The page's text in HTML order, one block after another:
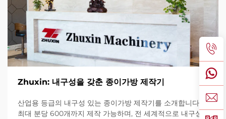
Zhuxin: 내구성을 갖춘 종이가방 제작기
산업용 등급의 내구성 있는 종이가방 제작기를 소개합니다.
최대 분당 600개까지 제작 가능하며, 전 세계적으로 내구성,